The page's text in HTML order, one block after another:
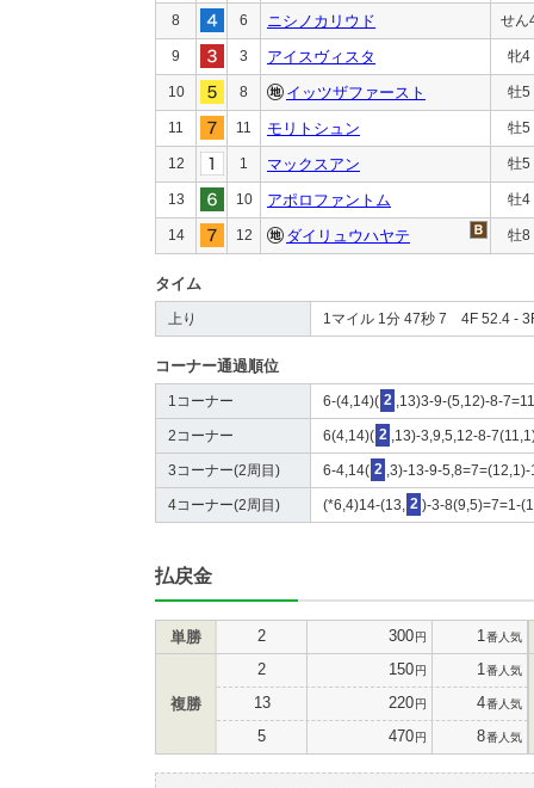
8 6 ニシノカリウド せん
9 3 アイスヴィスタ 牝4
10 8 イッツザファースト 牡5
11 11 モリトシュン 牡5
12 1 マックスアン 牡5
13 10 アポロファントム 牡4
14 12 ダイリュウハヤテ 牡8
タイム
上り 1マイル 1分 47秒 7 4F 52.4 -
コーナー通過順位
1コーナー 6-(4,14)( 2 ,13)3-9-(5,12)-8-
2コーナー 6(4,14)( 2 ,13)-3,9,5,12-8-
3コーナー(2周目) 6-4,14( 2 ,3)-13-9-5,8=7=(12,1)-
4コーナー(2周目) (*6,4)14-(13, 2 )-3-8(9,5)=7=1-
払戻金
単勝 2 300円 1 番人気
複勝
2 150円 1 番人気
13 220円 4番人気
5 470円 8番人気